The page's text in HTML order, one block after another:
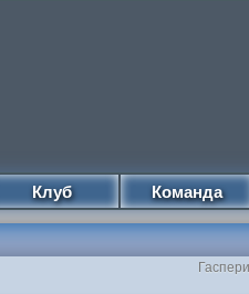
Клуб Команда